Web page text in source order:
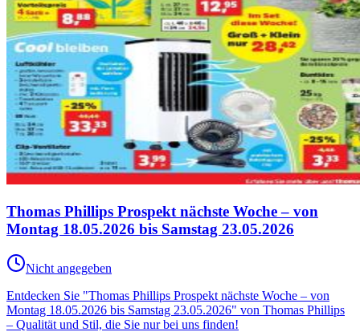
Thomas Phillips Prospekt nächste Woche – von
Montag 18.05.2026 bis Samstag 23.05.2026
Nicht angegeben
Entdecken Sie "Thomas Phillips Prospekt nächste Woche – von
Montag 18.05.2026 bis Samstag 23.05.2026" von Thomas Phillips
– Qualität und Stil, die Sie nur bei uns finden!